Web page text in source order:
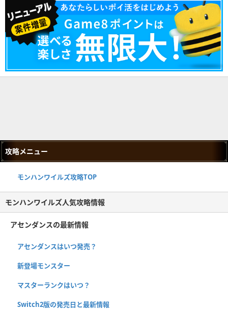
攻略メニュー
モンハンワイルズ攻略TOP
モンハンワイルズ人気攻略情報
アセンダンスの最新情報
アセンダンスはいつ発売？
新登場モンスター
マスターランクはいつ？
Switch2版の発売日と最新情報